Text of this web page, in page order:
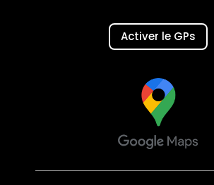
Activer le GPs